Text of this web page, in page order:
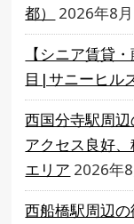
都）
2026年8
【シニア賃貸
目|サニーヒル
西国分寺駅周
アクセス良好
エリア 2026年
西船橋駅周辺